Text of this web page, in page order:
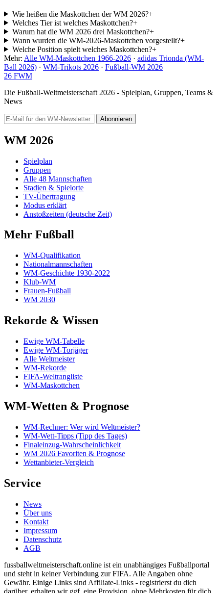
Wie heißen die Maskottchen der WM 2026?+
Welches Tier ist welches Maskottchen?+
Warum hat die WM 2026 drei Maskottchen?+
Wann wurden die WM-2026-Maskottchen vorgestellt?+
Welche Position spielt welches Maskottchen?+
Mehr: Alle WM-Maskottchen 1966-2026 · adidas Trionda (WM-
Ball 2026) · WM-Trikots 2026 · Fußball-WM 2026
26 FWM
Die Fußball-Weltmeisterschaft 2026 - Spielplan, Gruppen, Teams &
News
Abonnieren
WM 2026
Spielplan
Gruppen
Alle 48 Mannschaften
Stadien & Spielorte
TV-Übertragung
Modus erklärt
Anstoßzeiten (deutsche Zeit)
Mehr Fußball
WM-Qualifikation
Nationalmannschaften
WM-Geschichte 1930-2022
Klub-WM
Frauen-Fußball
WM 2030
Rekorde & Wissen
Ewige WM-Tabelle
Ewige WM-Torjäger
Alle Weltmeister
WM-Rekorde
FIFA-Weltrangliste
WM-Maskottchen
WM-Wetten & Prognose
WM-Rechner: Wer wird Weltmeister?
WM-Wett-Tipps (Tipp des Tages)
Finaleinzug-Wahrscheinlichkeit
WM 2026 Favoriten & Prognose
Wettanbieter-Vergleich
Service
News
Über uns
Kontakt
Impressum
Datenschutz
AGB
fussballweltmeisterschaft.online ist ein unabhängiges Fußballportal
und steht in keiner Verbindung zur FIFA. Alle Angaben ohne
Gewähr. Einige Links sind Affiliate-Links - registrierst du dich
darüber, erhalten wir ggf. eine Provision, ohne Mehrkosten für dich.